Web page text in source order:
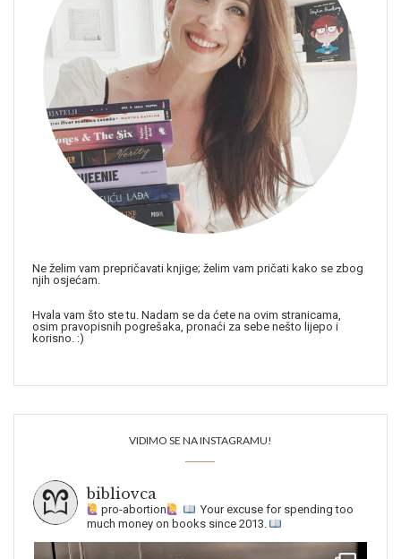
Ne želim vam prepričavati knjige; želim vam pričati kako se zbog
njih osjećam.
Hvala vam što ste tu. Nadam se da ćete na ovim stranicama,
osim pravopisnih pogrešaka, pronaći za sebe nešto lijepo i
korisno. :)
VIDIMO SE NA INSTAGRAMU!
bibliovca
pro-abortion
Your excuse for spending too
much money on books since 2013.